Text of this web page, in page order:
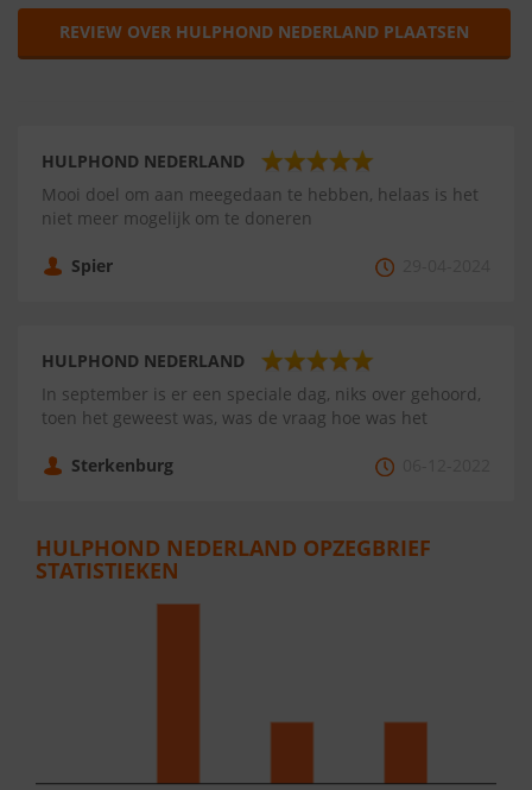
REVIEW OVER HULPHOND NEDERLAND PLAATSEN
HULPHOND NEDERLAND
Mooi doel om aan meegedaan te hebben, helaas is het
niet meer mogelijk om te doneren
Spier
HULPHOND NEDERLAND
In september is er een speciale dag, niks over gehoord,
toen het geweest was, was de vraag hoe was het
Sterkenburg
HULPHOND NEDERLAND OPZEGBRIEF
STATISTIEKEN